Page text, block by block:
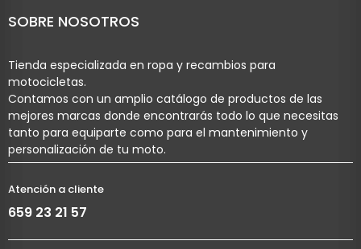
SOBRE NOSOTROS
Tienda especializada en ropa y recambios para
motocicletas.
Contamos con un amplio catálogo de productos de las
mejores marcas donde encontrarás todo lo que necesitas
tanto para equiparte como para el mantenimiento y
personalización de tu moto.
Atención a cliente
659 23 21 57